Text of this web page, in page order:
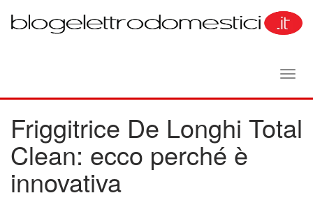
Friggitrice De Longhi Total
Clean: ecco perché è
innovativa